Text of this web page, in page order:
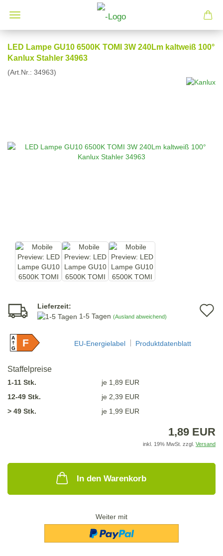
LED Lampe GU10 6500K TOMI 3W 240Lm kaltweiß 100°
Kanlux Stahler 34963
(Art.Nr.: 34963)
Lieferzeit:
1-5 Tagen (Ausland abweichend)
A
GF EU-Energielabel Produktdatenblatt
Staffelpreise
1-11 Stk.
je 1,89 EUR
12-49 Stk.
je 2,39 EUR
> 49 Stk.
je 1,99 EUR
1,89 EUR
inkl. 19% MwSt. zzgl. Versand
In den Warenkorb
Weiter mit